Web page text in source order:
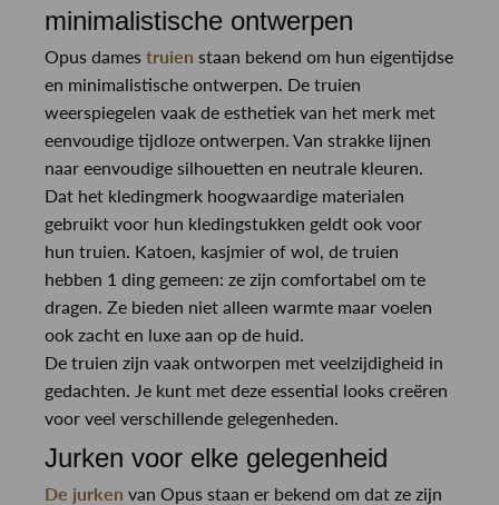
minimalistische ontwerpen
Opus dames truien staan bekend om hun eigentijdse
en minimalistische ontwerpen. De truien
weerspiegelen vaak de esthetiek van het merk met
eenvoudige tijdloze ontwerpen. Van strakke lijnen
naar eenvoudige silhouetten en neutrale kleuren.
Dat het kledingmerk hoogwaardige materialen
gebruikt voor hun kledingstukken geldt ook voor
hun truien. Katoen, kasjmier of wol, de truien
hebben 1 ding gemeen: ze zijn comfortabel om te
dragen. Ze bieden niet alleen warmte maar voelen
ook zacht en luxe aan op de huid.
De truien zijn vaak ontworpen met veelzijdigheid in
gedachten. Je kunt met deze essential looks creëren
voor veel verschillende gelegenheden.
Jurken voor elke gelegenheid
De jurken van Opus staan er bekend om dat ze zijn